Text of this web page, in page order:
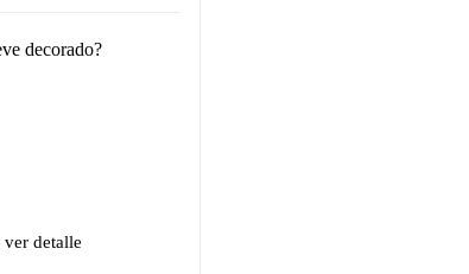
decorado?
detalle